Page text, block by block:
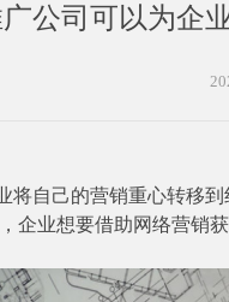
公司可以为企
将自己的营销重心转移
企业想要借助网络营销